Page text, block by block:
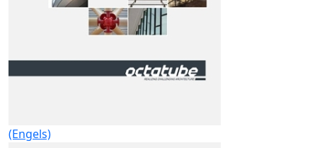
(Engels)